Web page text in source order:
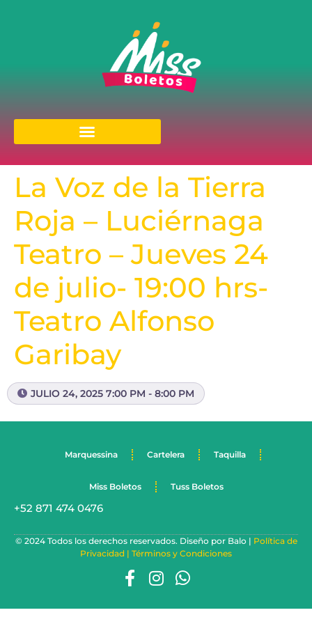
La Voz de la Tierra
Roja – Luciérnaga
Teatro – Jueves 24
de julio- 19:00 hrs-
Teatro Alfonso
Garibay
JULIO 24, 2025 7:00 PM - 8:00 PM
Marquessina Cartelera Taquilla
Miss Boletos Tuss Boletos
+52 871 474 0476
© 2024 Todos los derechos reservados. Diseño por Balo | Política de
Privacidad | Términos y Condiciones